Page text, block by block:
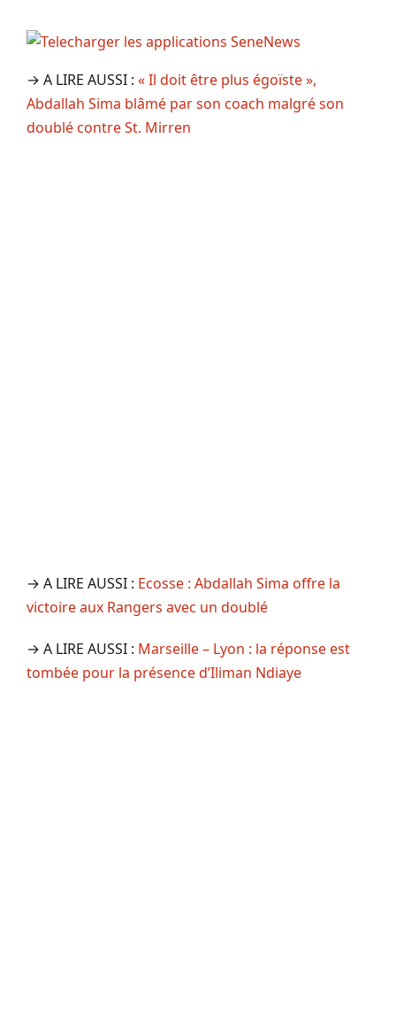
→ A LIRE AUSSI : « Il doit être plus égoïste »,
Abdallah Sima blâmé par son coach malgré son
doublé contre St. Mirren
→ A LIRE AUSSI : Ecosse : Abdallah Sima offre la
victoire aux Rangers avec un doublé
→ A LIRE AUSSI : Marseille – Lyon : la réponse est
tombée pour la présence d’Iliman Ndiaye